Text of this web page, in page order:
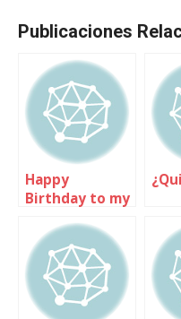
Publicaciones
Happy
Birthday to my